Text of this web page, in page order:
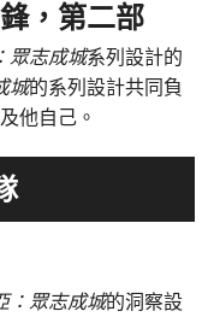
，第二部
眾志成城系列設計的
城的系列設計共同負
他自己。
：眾志成城的洞察設